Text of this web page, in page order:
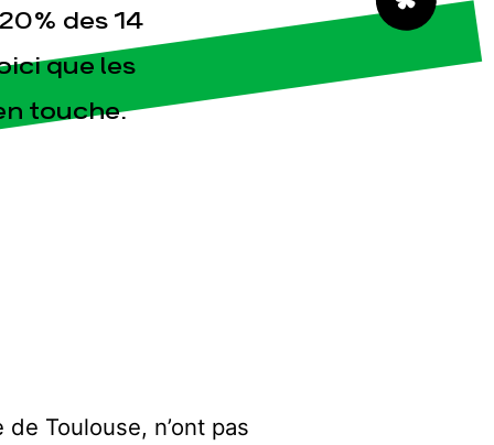
des 14
que les
touche.
Toulouse, n’ont pas